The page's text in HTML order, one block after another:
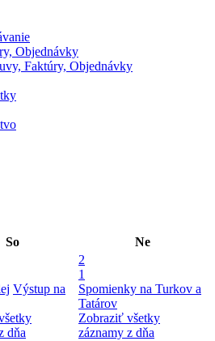
Objednávky
Faktúry, Objednávky
So Ne
Výstup na
dňa
2
1
Spomienky na Turkov a
Tatárov
Zobraziť všetky
záznamy z dňa